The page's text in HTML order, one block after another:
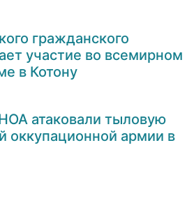
гражданского
участие во всемирном
в Котону
атаковали тыловую
оккупационной армии в